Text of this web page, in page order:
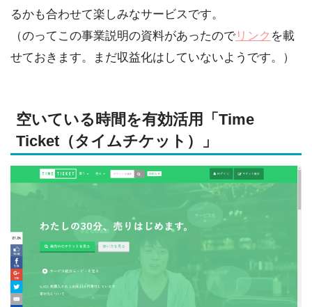
るかも合わせて楽しみなサービスです。
（のってこの事業説明の資料があったので リンク を載
せておきます。まだ収益化はしていないようです。）
空いている時間を有効活用「Time
Ticket（タイムチケット）」